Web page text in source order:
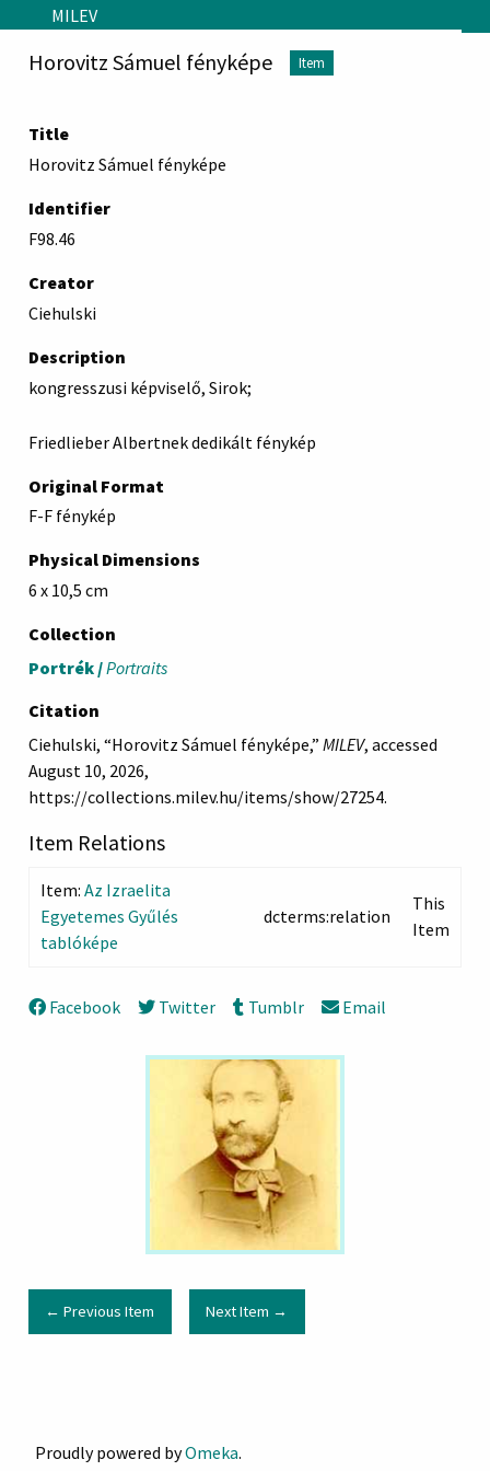
Skip to main content
MILEV
Horovitz Sámuel fényképe Item
Title
Horovitz Sámuel fényképe
Identifier
F98.46
Creator
Ciehulski
Description
kongresszusi képviselő, Sirok;
Friedlieber Albertnek dedikált fénykép
Original Format
F-F fénykép
Physical Dimensions
6 x 10,5 cm
Collection
Portrék /Portraits
Citation
Ciehulski, “Horovitz Sámuel fényképe,” MILEV, accessed
August 10, 2026,
https://collections.milev.hu/items/show/27254.
Item Relations
Item: Az Izraelita
Egyetemes Gyűlés
tablóképe
dcterms:relation
This
Item
Facebook Twitter Tumblr Email
← Previous Item Next Item →
Proudly powered byOmeka.